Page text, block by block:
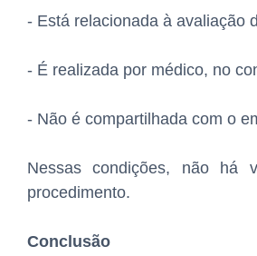
- Está relacionada à avaliação
- É realizada por médico, no
- Não é compartilhada com o
Nessas condições, não há
procedimento.
Conclusão